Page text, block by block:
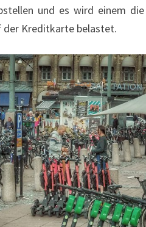
und es wird einem
der Kreditkarte belastet.